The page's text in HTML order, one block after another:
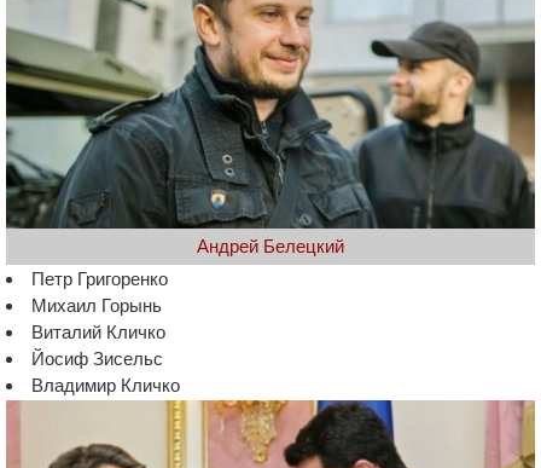
Андрей Белецкий
Петр Григоренко
Михаил Горынь
Виталий Кличко
Йосиф Зисельс
Владимир Кличко